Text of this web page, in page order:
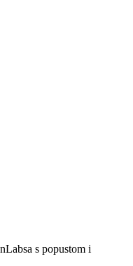
s popustom i